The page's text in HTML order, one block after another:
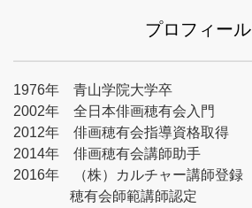
プロフィール
1976年 青山学院大学卒
2002年 全日本俳画穂有会入門
2012年 俳画穂有会指導資格取得
2014年 俳画穂有会講師助手
2016年 （株）カルチャー講師登録
穂有会師範講師認定